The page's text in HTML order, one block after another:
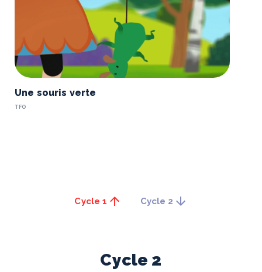
Une souris verte
TFO
Cycle 1 Cycle 2
Cycle 2